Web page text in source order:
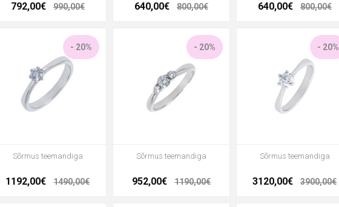
792,00€ 990,00€ 640,00€ 800,00€ 640,00€ 800,00€
- 20%
Sõrmus teemandiga
1192,00€ 1490,00€
- 20%
Sõrmus teemandiga
952,00€ 1190,00€
- 20%
Sõrmus teemandiga
3120,00€ 3900,00€